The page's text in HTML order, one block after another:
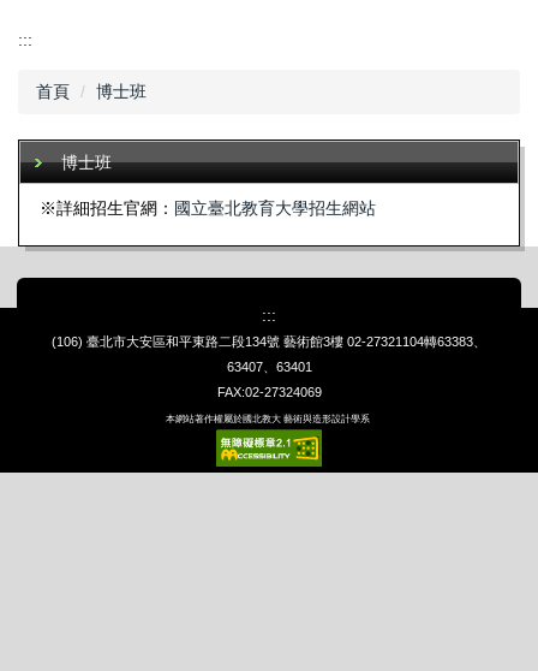
:::
首頁 博士班
博士班
※詳細招生官網： 國立臺北教育大學招生網站
:::
(106) 臺北市大安區和平東路二段134號 藝術館3樓 02-27321104轉63383、
63407、63401
FAX:02-27324069
本網站著作權屬於國北教大 藝術與造形設計學系